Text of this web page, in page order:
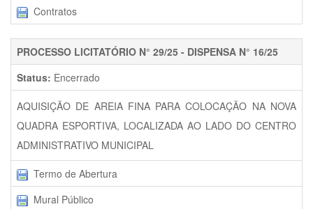
Contratos
PROCESSO LICITATÓRIO N° 29/25 - DISPENSA N° 16/25
Status: Encerrado
AQUISIÇÃO DE AREIA FINA PARA COLOCAÇÃO NA NOVA
QUADRA ESPORTIVA, LOCALIZADA AO LADO DO CENTRO
ADMINISTRATIVO MUNICIPAL
Termo de Abertura
Mural Público